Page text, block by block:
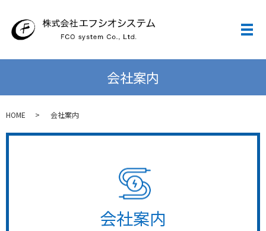
メ
会社案内
HOME 会社案内
会社案内